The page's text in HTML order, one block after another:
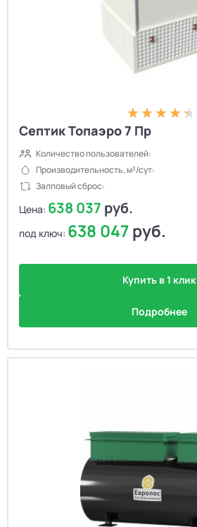
Септик Топаэро 7 Пр
Количество пользователей:
Производительность, м³/сут:
Залповый сброс:
Цена: 638 037 руб.
под ключ: 638 047руб.
Купить в 1 клик
Подробнее